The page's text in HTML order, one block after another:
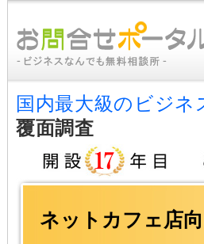
国内最大級のビジ
覆面調査
ネットカフェ店